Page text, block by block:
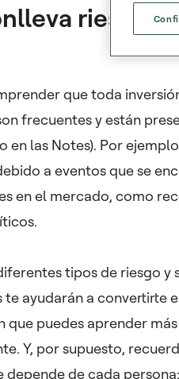
riesgos
que toda
frecuentes y están
en las Notes). Por
a eventos que se
en el mercado, como
tipos de riesgo y
ayudarán a convertirte
que puedes aprender
Y, por supuesto,
depende de cada